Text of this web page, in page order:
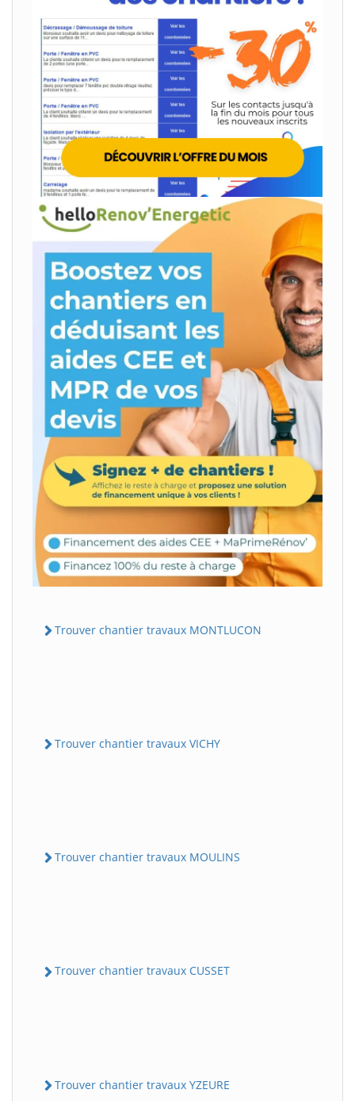
Trouver chantier travaux MONTLUCON
Trouver chantier travaux VICHY
Trouver chantier travaux MOULINS
Trouver chantier travaux CUSSET
Trouver chantier travaux YZEURE